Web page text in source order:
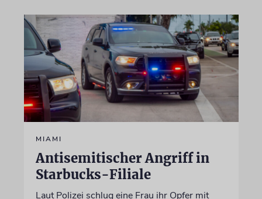
MIAMI
Antisemitischer Angriff in
Starbucks-Filiale
Laut Polizei schlug eine Frau ihr Opfer mit